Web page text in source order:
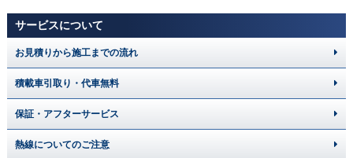
サービスについて
お見積りから施工までの流れ
積載車引取り・代車無料
保証・アフターサービス
熱線についてのご注意